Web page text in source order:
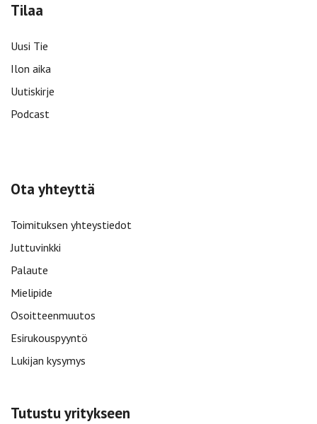
Tilaa
Uusi Tie
Ilon aika
Uutiskirje
Podcast
Ota yhteyttä
Toimituksen yhteystiedot
Juttuvinkki
Palaute
Mielipide
Osoitteenmuutos
Esirukouspyyntö
Lukijan kysymys
Tutustu yritykseen